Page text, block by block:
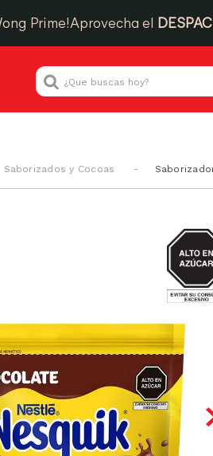
Prime!Aprovecha el
¿Que buscas hoy?
Saborizados y Cocoas